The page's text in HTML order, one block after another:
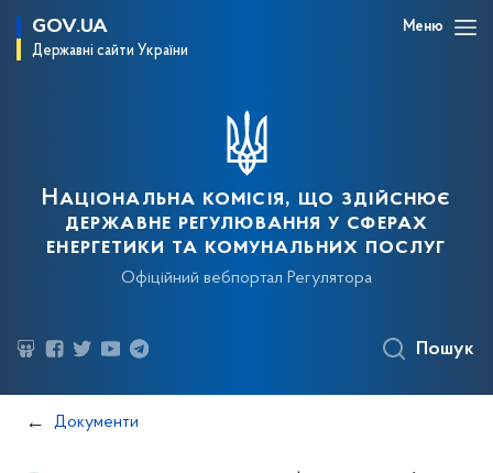
GOV.UA
Державні сайти України
Меню
Національна комісія, що здійснює
державне регулювання у сферах
енергетики та комунальних послуг
Офіційний вебпортал Регулятора
Пошук
Документи